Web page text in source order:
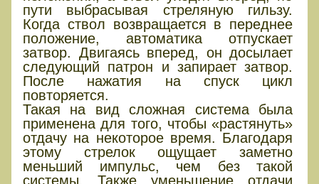
пути выбрасывая стреляную гильзу.
Когда ствол возвращается в переднее
положение, автоматика отпускает
затвор. Двигаясь вперед, он досылает
следующий патрон и запирает затвор.
После нажатия на спуск цикл
повторяется.
Такая на вид сложная система была
применена для того, чтобы «растянуть»
отдачу на некоторое время. Благодаря
этому стрелок ощущает заметно
меньший импульс, чем без такой
системы. Также уменьшение отдачи